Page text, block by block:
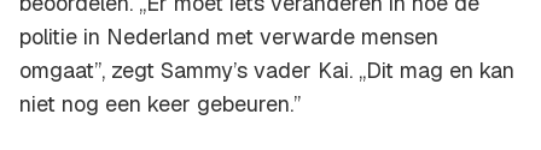
politie in Nederland met verwarde mensen
omgaat”, zegt Sammy’s vader Kai. ,,Dit mag en kan
niet nog een keer gebeuren.”